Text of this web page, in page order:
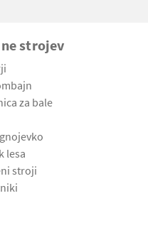
strojev
za bale
lesa
stroji